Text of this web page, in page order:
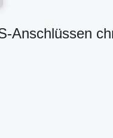
Anschlüssen